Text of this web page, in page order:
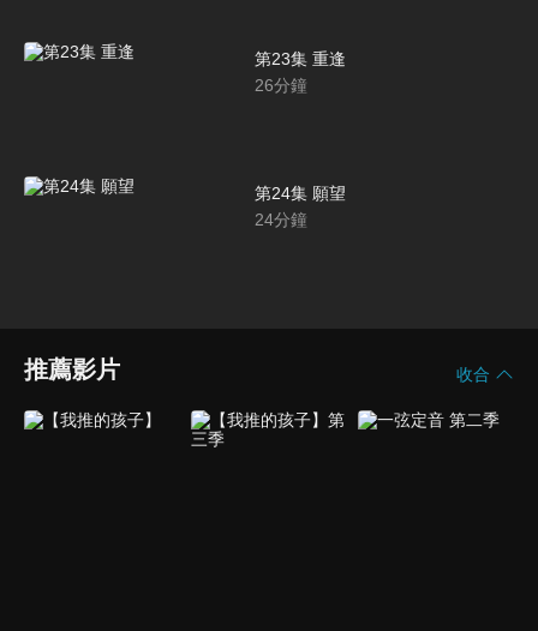
第23集 重逢
26分鐘
第24集 願望
24分鐘
推薦影片 收合